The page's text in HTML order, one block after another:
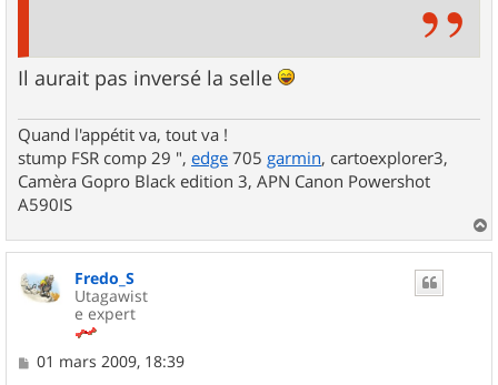
Il aurait pas inversé la selle
Quand l'appétit va, tout va !
stump FSR comp 29 ", edge 705 garmin, cartoexplorer3,
Camèra Gopro Black edition 3, APN Canon Powershot
A590IS
a
Fredo_S
Utagawist
e expert
M
01 mars 2009, 18:39